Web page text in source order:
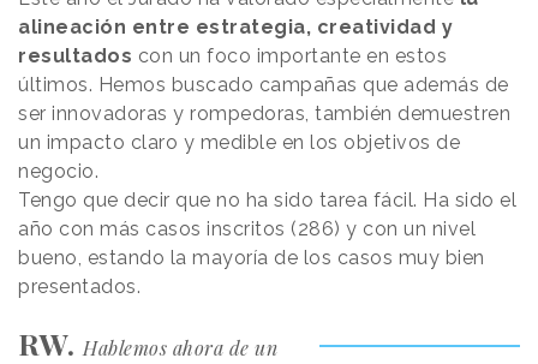
alineación entre estrategia, creatividad y
resultados con un foco importante en estos
últimos. Hemos buscado campañas que además de
ser innovadoras y rompedoras, también demuestren
un impacto claro y medible en los objetivos de
negocio.
Tengo que decir que no ha sido tarea fácil. Ha sido el
año con más casos inscritos (286) y con un nivel
bueno, estando la mayoría de los casos muy bien
presentados.
RW. Hablemos ahora de un